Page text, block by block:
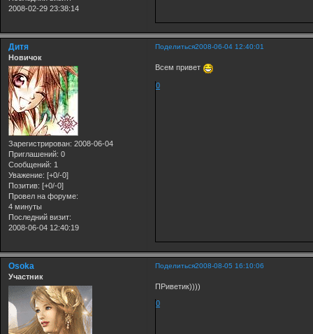
2008-02-29 23:38:14
Поделиться2008-06-04 12:40:01
Дитя
Новичок
Зарегистрирован: 2008-06-04
Приглашений: 0
Сообщений: 1
Уважение: [+0/-0]
Позитив: [+0/-0]
Провел на форуме:
4 минуты
Последний визит:
2008-06-04 12:40:19
Всем привет
0
Поделиться2008-08-05 16:10:06
Osoka
Участник
ПРиветик))))
0